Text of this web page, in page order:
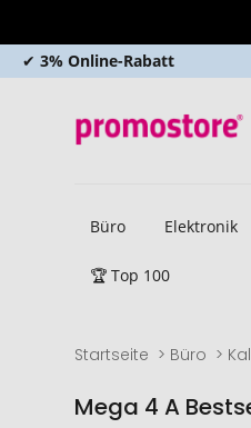
✔ 3% Online-Rabatt
Büro Elektronik
🏆 Top 100
Startseite Büro
Mega 4 A